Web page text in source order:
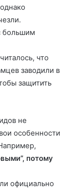
большим
что
заводили в
защитить
не
особенности
потому
официально